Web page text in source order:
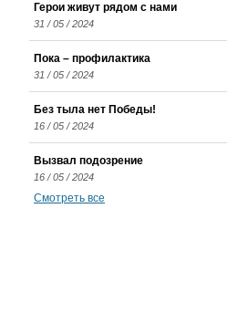
Герои живут рядом с нами
31 / 05 / 2024
Пока – профилактика
31 / 05 / 2024
Без тыла нет Победы!
16 / 05 / 2024
Вызвал подозрение
16 / 05 / 2024
Смотреть все